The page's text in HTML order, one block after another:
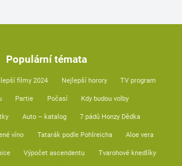
Populární témata
filmy 2024 Nejlepší horory TV program
Partie Počasí Kdy budou volby
Auto – katalog 7 pádů Honzy Dědka
víno Tatarák podle Pohlreicha Aloe vera
Výpočet ascendentu Tvarohové knedlíky